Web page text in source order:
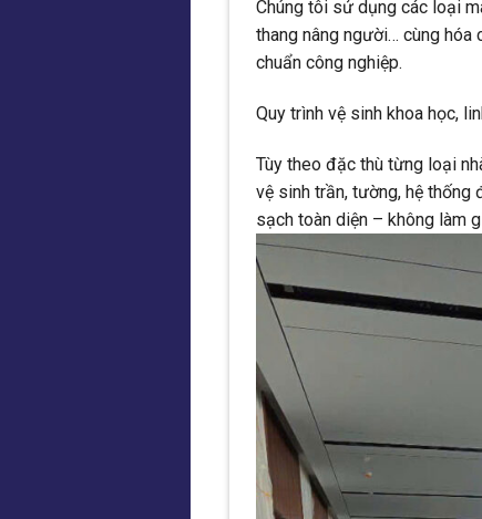
Chúng tôi sử dụng các loại
thang nâng người… cùng
chuẩn công nghiệp.
Quy trình vệ sinh khoa học,
Tùy theo đặc thù từng loại
vệ sinh trần, tường, hệ thống
sạch toàn diện – không làm